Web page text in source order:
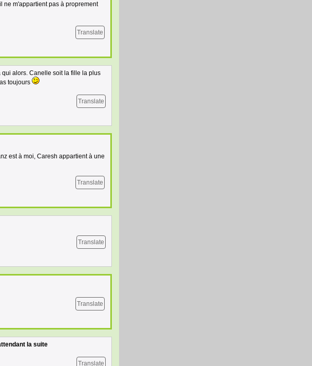
ne m'appartient pas à proprement
Translate
alors. Canelle soit la fille la plus
toujours
Translate
est à moi, Caresh appartient à une
Translate
Translate
Translate
la suite
Translate